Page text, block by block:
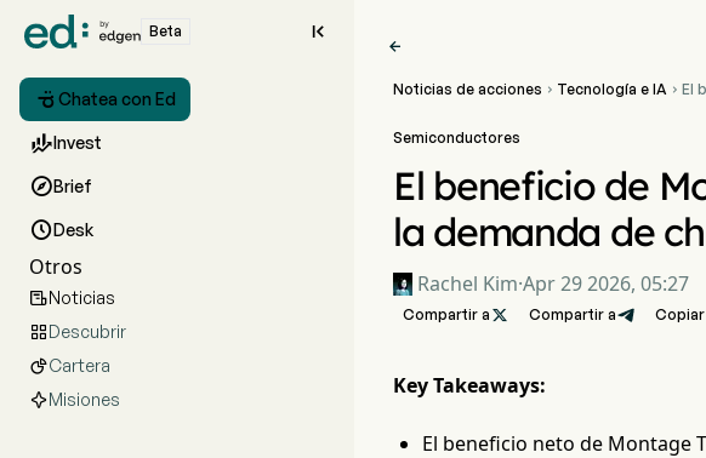
Beta 
 Chatea con Ed
Invest
Brief
Desk
Otros
Noticias
Descubrir
Cartera
Misiones

Noticias de acciones  Tecnología e IA  El
Semiconductores
El beneficio de
la demanda de
Rachel Kim·Apr 29 2026, 05:27
Compartir a  Compartir a
Key Takeaways:
El beneficio neto de Montage